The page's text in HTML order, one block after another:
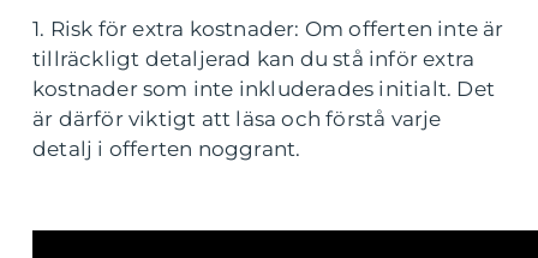
1. Risk för extra kostnader: Om offerten inte är
tillräckligt detaljerad kan du stå inför extra
kostnader som inte inkluderades initialt. Det
är därför viktigt att läsa och förstå varje
detalj i offerten noggrant.